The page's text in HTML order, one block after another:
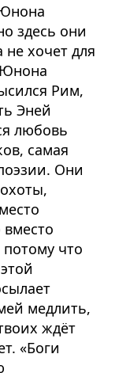
здесь они
не хочет для
Рим,
Эней
любовь
самая
Они
что
медлить,
ждёт
«Боги